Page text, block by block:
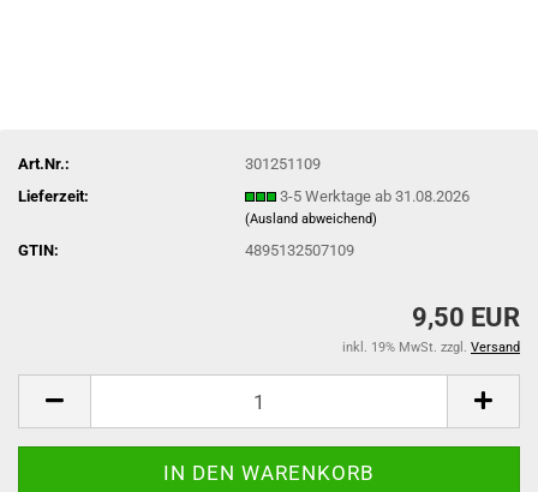
Art.Nr.:
301251109
Lieferzeit:
3-5 Werktage ab 31.08.2026
(Ausland abweichend)
GTIN: 4895132507109
9,50 EUR
inkl. 19% MwSt. zzgl. Versand